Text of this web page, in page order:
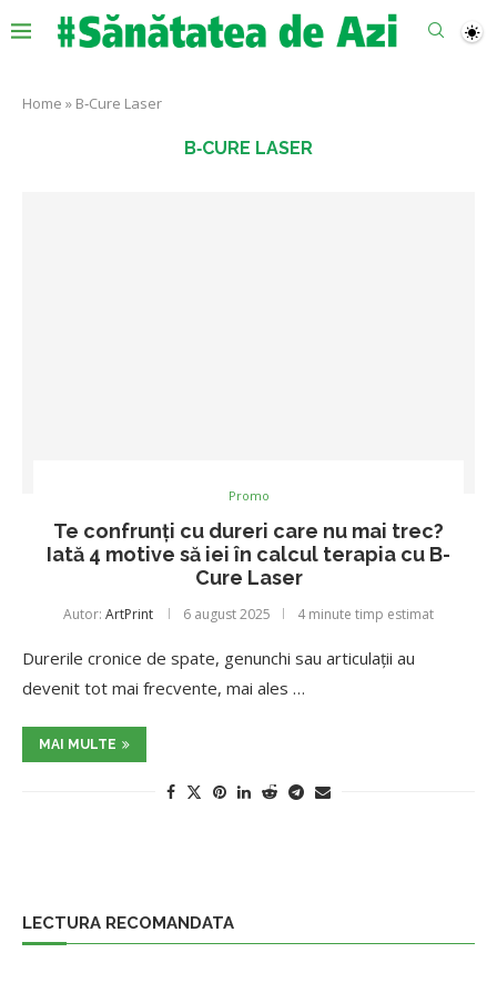
Home » B‑Cure Laser
B‑CURE LASER
Promo
Te confrunți cu dureri care nu mai trec?
Iată 4 motive să iei în calcul terapia cu B-
Cure Laser
Autor: ArtPrint 6 august 2025 4 minute timp estimat
Durerile cronice de spate, genunchi sau articulații au
devenit tot mai frecvente, mai ales …
MAI MULTE
LECTURA RECOMANDATA